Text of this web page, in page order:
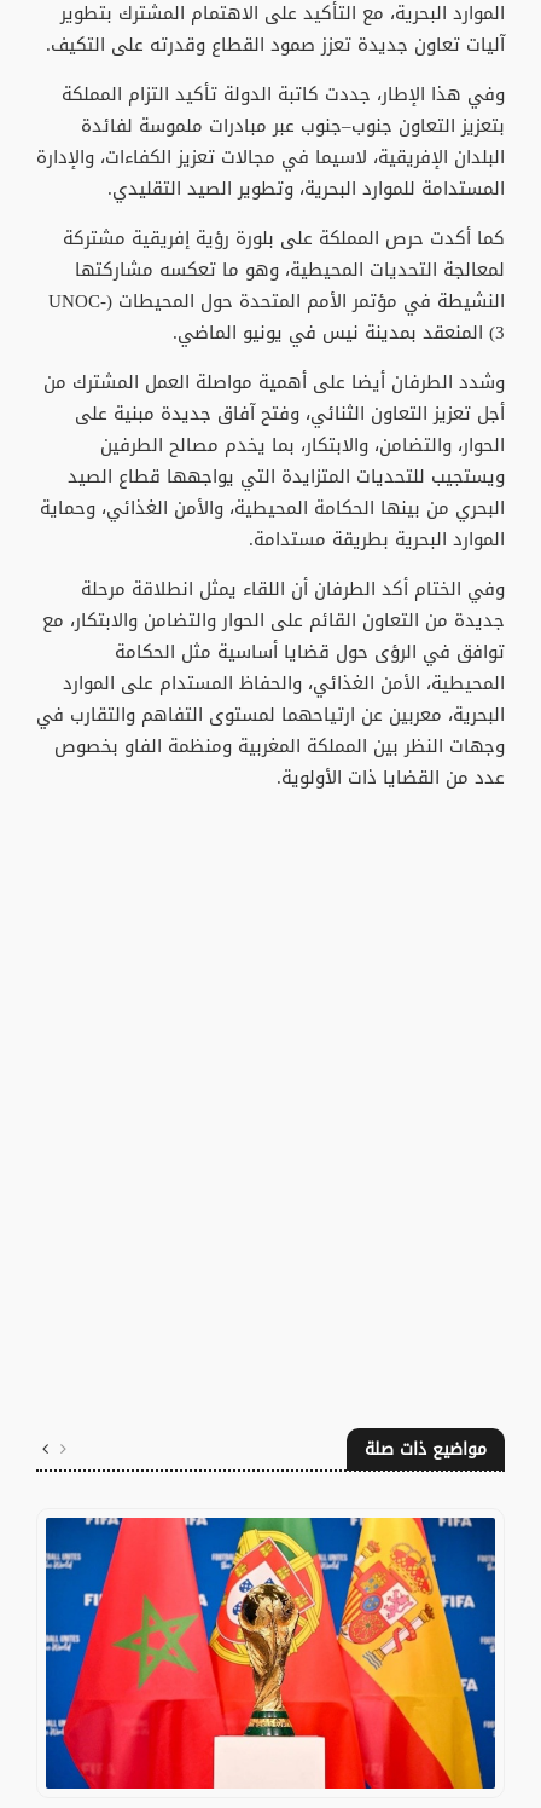
الموارد البحرية، مع التأكيد على الاهتمام المشترك بتطوير
آليات تعاون جديدة تعزز صمود القطاع وقدرته على التكيف.
وفي هذا الإطار، جددت كاتبة الدولة تأكيد التزام المملكة
بتعزيز التعاون جنوب–جنوب عبر مبادرات ملموسة لفائدة
البلدان الإفريقية، لاسيما في مجالات تعزيز الكفاءات، والإدارة
المستدامة للموارد البحرية، وتطوير الصيد التقليدي.
كما أكدت حرص المملكة على بلورة رؤية إفريقية مشتركة
لمعالجة التحديات المحيطية، وهو ما تعكسه مشاركتها
النشيطة في مؤتمر الأمم المتحدة حول المحيطات (UNOC-
3) المنعقد بمدينة نيس في يونيو الماضي.
وشدد الطرفان أيضا على أهمية مواصلة العمل المشترك من
أجل تعزيز التعاون الثنائي، وفتح آفاق جديدة مبنية على
الحوار، والتضامن، والابتكار، بما يخدم مصالح الطرفين
ويستجيب للتحديات المتزايدة التي يواجهها قطاع الصيد
البحري من بينها الحكامة المحيطية، والأمن الغذائي، وحماية
الموارد البحرية بطريقة مستدامة.
وفي الختام أكد الطرفان أن اللقاء يمثل انطلاقة مرحلة
جديدة من التعاون القائم على الحوار والتضامن والابتكار، مع
توافق في الرؤى حول قضايا أساسية مثل الحكامة
المحيطية، الأمن الغذائي، والحفاظ المستدام على الموارد
البحرية، معربين عن ارتياحهما لمستوى التفاهم والتقارب في
وجهات النظر بين المملكة المغربية ومنظمة الفاو بخصوص
عدد من القضايا ذات الأولوية.
مواضيع ذات صلة